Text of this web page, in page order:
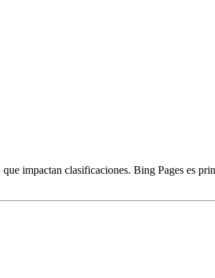
impactan clasificaciones. Bing Pages es